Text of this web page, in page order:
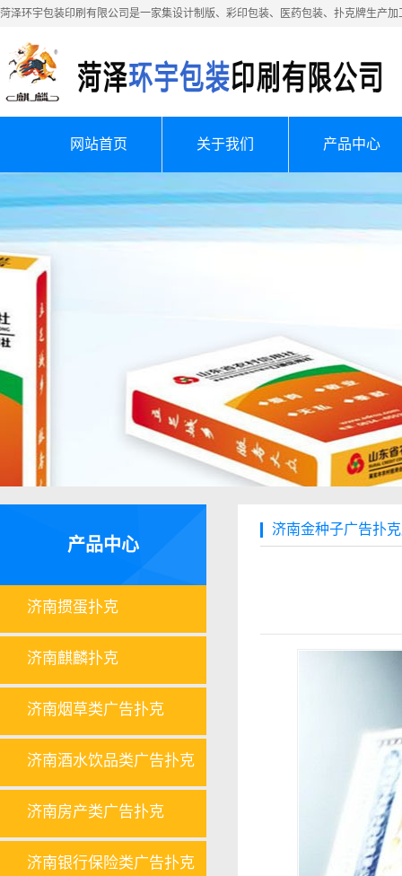
菏泽环宇包装印刷有限公司是一家集设计制版、彩印包装、医药包装、扑克牌生产
网站首页 关于我们 产品中心
产品中心
济南掼蛋扑克
济南麒麟扑克
济南烟草类广告扑克
济南酒水饮品类广告扑克
济南房产类广告扑克
济南银行保险类广告扑克
济南金种子广告扑